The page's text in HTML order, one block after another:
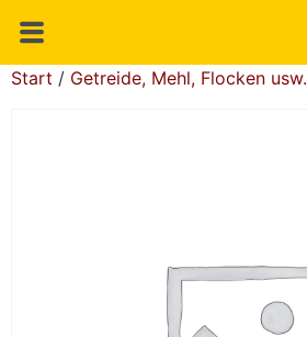
Start / Getreide, Mehl, Flocken usw.